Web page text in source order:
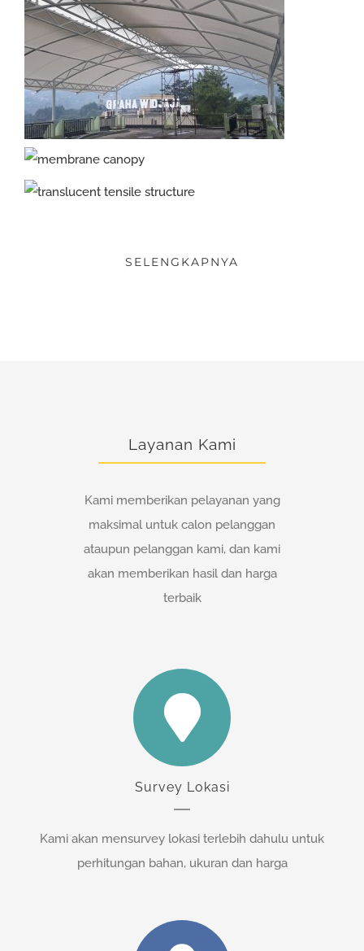
SELENGKAPNYA
Layanan Kami
Kami memberikan pelayanan yang
maksimal untuk calon pelanggan
ataupun pelanggan kami, dan kami
akan memberikan hasil dan harga
terbaik
Survey Lokasi
Kami akan mensurvey lokasi terlebih dahulu untuk
perhitungan bahan, ukuran dan harga